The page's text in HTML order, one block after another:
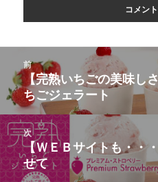
ナ
ビ
ゲ
ー
シ
ョ
前
前
の
投
稿:
【完熟いちごの美味し
ちごジェラート
次
次
の
【ＷＥＢサイトも・・
せて